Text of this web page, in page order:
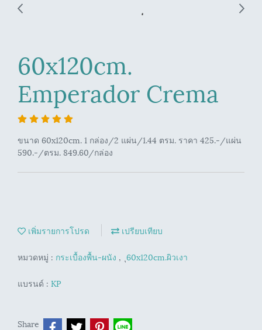
60x120cm.
Emperador Crema
ขนาด 60x120cm. 1 กล่อง/2 แผ่น/1.44 ตรม. ราคา 425.-/แผ่น
590.-/ตรม. 849.60/กล่อง
เพิ่มรายการโปรด เปรียบเทียบ
หมวดหมู่ : กระเบื้องพื้น-ผนัง , ุ60x120cm.ผิวเงา
แบรนด์ : KP
Share